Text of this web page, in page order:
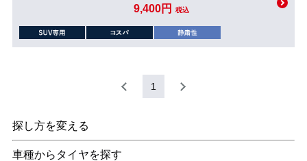
9,400円 税込
1
探し方を変える
車種からタイヤを探す